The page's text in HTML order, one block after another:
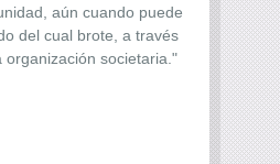
aún cuando puede
del cual brote, a través
organización societaria."